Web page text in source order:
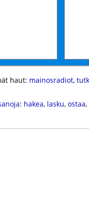
haut: mainosradiot,
: hakea, lasku, ostaa,